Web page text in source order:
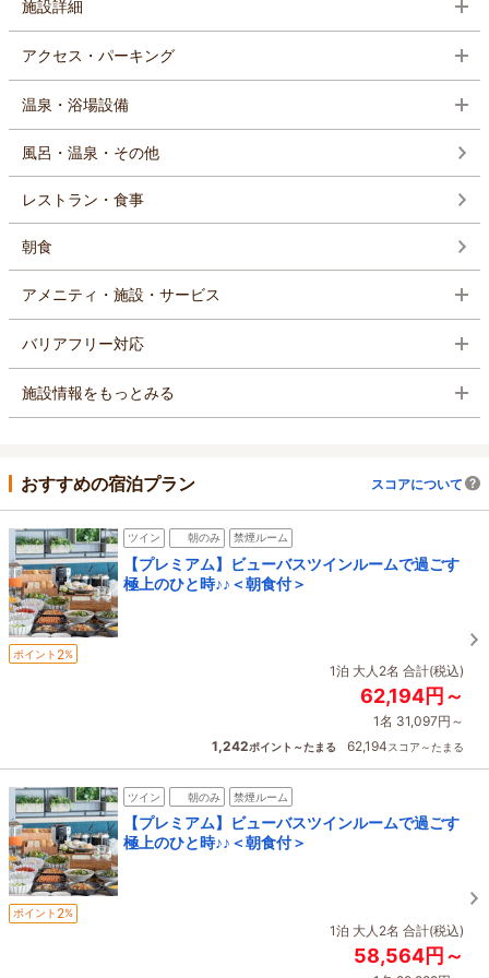
施設詳細
アクセス・パーキング
温泉・浴場設備
風呂・温泉・その他
レストラン・食事
朝食
アメニティ・施設・サービス
バリアフリー対応
施設情報をもっとみる
おすすめの宿泊プラン スコアについて
ツイン 朝のみ 禁煙ルーム
【プレミアム】ビューバスツインルームで過ごす
極上のひと時♪♪＜朝食付＞
ポイント 2%
1泊 大人2名 合計(税込)
62,194円～
1名 31,097円～
1,242ポイント～たまる 62,194スコア～たまる
ツイン 朝のみ 禁煙ルーム
【プレミアム】ビューバスツインルームで過ごす
極上のひと時♪♪＜朝食付＞
ポイント 2%
1泊 大人2名 合計(税込)
58,564円～